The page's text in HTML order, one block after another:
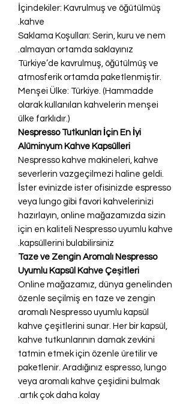
İçindekiler: Kavrulmuş ve öğütülmüş
kahve.
Saklama Koşulları: Serin, kuru ve nem
almayan ortamda saklayınız.
Türkiye’de kavrulmuş, öğütülmüş ve
atmosferik ortamda paketlenmiştir.
Menşei Ülke: Türkiye. (Hammadde
olarak kullanılan kahvelerin menşei
ülke farklıdır.)
Nespresso Tutkunları İçin En İyi
Alüminyum Kahve Kapsülleri
Nespresso kahve makineleri, kahve
severlerin vazgeçilmezi haline geldi.
İster evinizde ister ofisinizde espresso
veya lungo gibi favori kahvelerinizi
hazırlayın, online mağazamızda sizin
için en kaliteli Nespresso uyumlu kahve
kapsüllerini bulabilirsiniz.
Taze ve Zengin Aromalı Nespresso
Uyumlu Kapsül Kahve Çeşitleri
Online mağazamız, dünya genelinden
özenle seçilmiş en taze ve zengin
aromalı Nespresso uyumlu kapsül
kahve çeşitlerini sunar. Her bir kapsül,
kahve tutkunlarının damak zevkini
tatmin etmek için özenle üretilir ve
paketlenir. Aradığınız espresso, lungo
veya aromalı kahve çeşidini bulmak
artık çok daha kolay.